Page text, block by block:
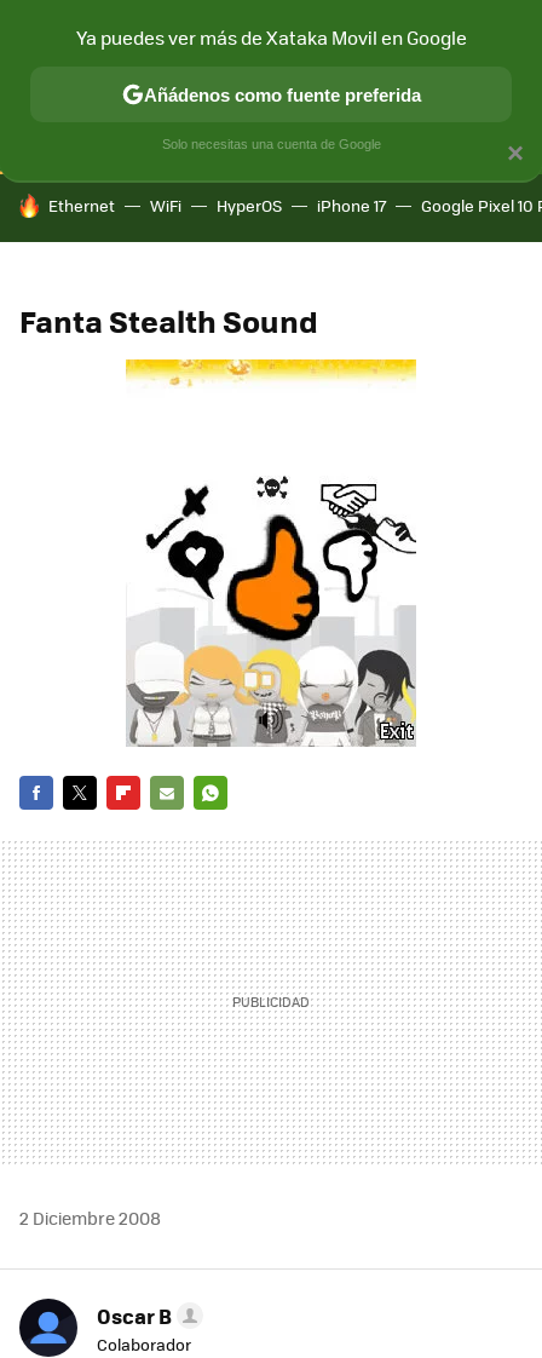
CONECTIVIDAD MÓVIL Y SOCIEDAD APLICACIONES
HOY SE HABLA DE
Ethernet WiFi HyperOS iPhone 17 Google Pixel 10
Fanta Stealth Sound
MAIL
2 Diciembre 2008
Oscar B
Colaborador
×
Ya puedes ver más de Xataka Movil en Google
Añádenos como fuente preferida
Solo necesitas una cuenta de Google